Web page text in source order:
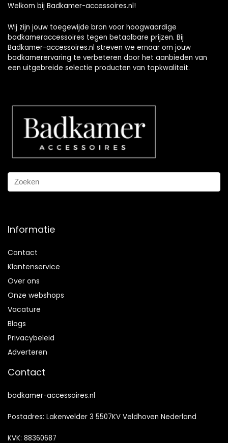
Welkom bij Badkamer-accessoires.nl!
Wij zijn jouw toegewijde bron voor hoogwaardige
badkameraccessoires tegen betaalbare prijzen. Bij
Badkamer-accessoires.nl streven we ernaar om jouw
badkamerervaring te verbeteren door het aanbieden van
een uitgebreide selectie producten van topkwaliteit.
Informatie
Contact
Klantenservice
Over ons
Onze webshops
Vacature
Blogs
Privacybeleid
Adverteren
Contact
badkamer-accessoires.nl
Postadres: Lakenvelder 3 5507KV Veldhoven Nederland
KVK: 88360687